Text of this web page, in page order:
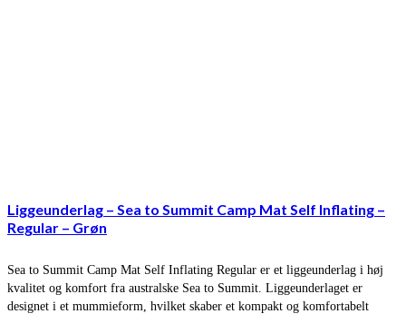
Liggeunderlag – Sea to Summit Camp Mat Self Inflating –
Regular – Grøn
Sea to Summit Camp Mat Self Inflating Regular er et liggeunderlag i høj
kvalitet og komfort fra australske Sea to Summit. Liggeunderlaget er
designet i et mummieform, hvilket skaber et kompakt og komfortabelt